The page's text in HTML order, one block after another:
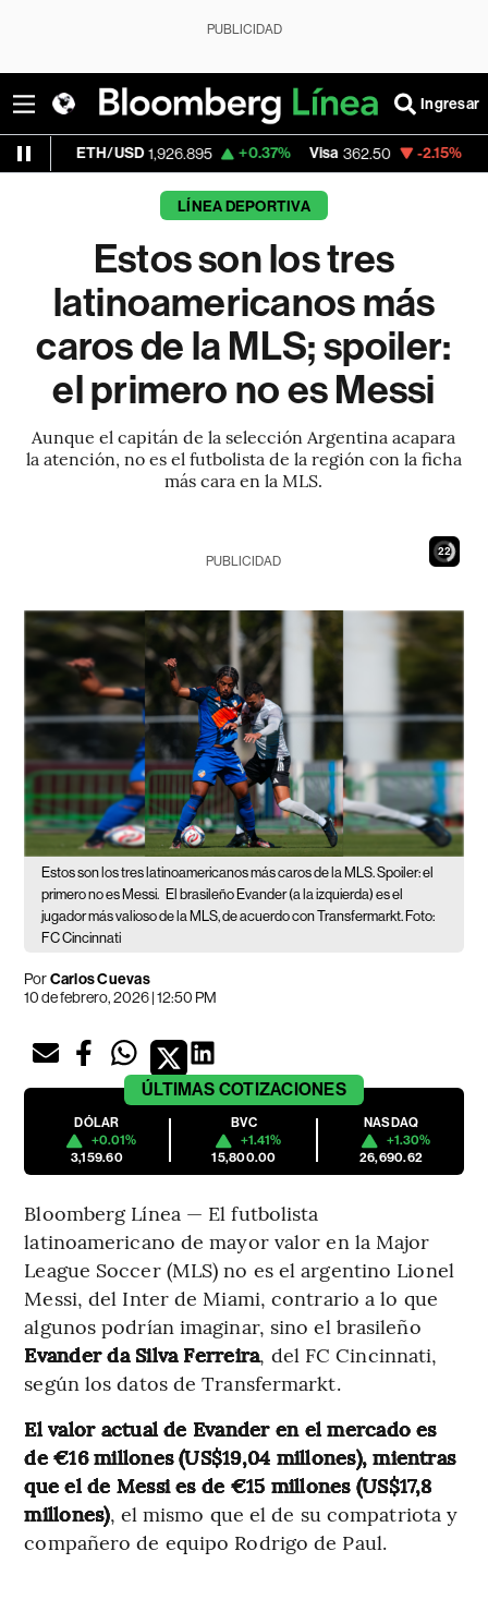
PUBLICIDAD
Ingresar
1,926.895 +0.37% Visa 362.50 -2.15%
LÍNEA DEPORTIVA
Estos son los tres
latinoamericanos más
caros de la MLS; spoiler:
el primero no es Messi
Aunque el capitán de la selección Argentina acapara
la atención, no es el futbolista de la región con la ficha
más cara en la MLS.
21
PUBLICIDAD
Estos son los tres latinoamericanos más caros de la MLS. Spoiler: el
primero no es Messi. El brasileño Evander (a la izquierda) es el
jugador más valioso de la MLS, de acuerdo con Transfermarkt. Foto:
FC Cincinnati
PorCarlos Cuevas
10 de febrero, 2026 | 12:50 PM
ÚLTIMAS COTIZACIONES
DÓLAR
+0.01%
3,159.60
BVC
+1.41%
15,800.00
NASDAQ
+1.30%
26,690.62
Bloomberg Línea — El futbolista
latinoamericano de mayor valor en la Major
League Soccer (MLS) no es el argentino Lionel
Messi, del Inter de Miami, contrario a lo que
algunos podrían imaginar, sino el brasileño
Evander da Silva Ferreira, del FC Cincinnati,
según los datos de Transfermarkt.
El valor actual de Evander en el mercado es
de €16 millones (US$19,04 millones), mientras
que el de Messi es de €15 millones (US$17,8
millones), el mismo que el de su compatriota y
compañero de equipo Rodrigo de Paul.